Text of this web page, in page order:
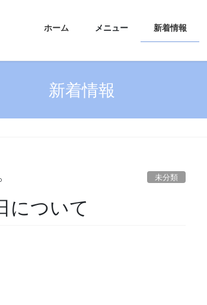
ホーム メニュー 新着情報
新着情報
未分類
について